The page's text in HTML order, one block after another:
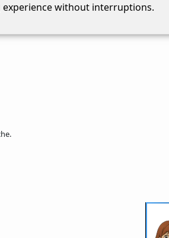
without interruptions.